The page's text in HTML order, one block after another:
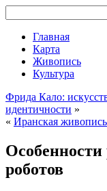
Главная
Карта
Живопись
Культура
Фрида Кало:
идентичности »
« Иранская
роботов